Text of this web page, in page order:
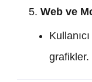
Web ve
grafikler.